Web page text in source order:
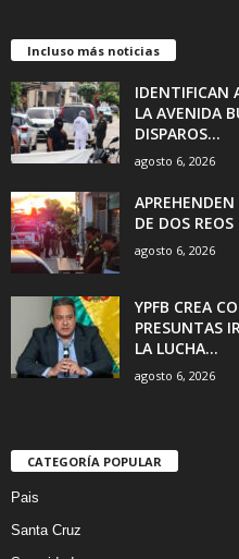
Incluso más noticias
IDENTIFICAN
LA AVENIDA
DISPAROS...
agosto 6, 2026
DE DOS
agosto 6, 2026
YPFB CREA
PRESUNTAS
LA LUCHA...
agosto 6, 2026
CATEGORÍA POPULAR
Pais
Santa Cruz